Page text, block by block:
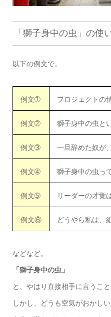
「獅子身中の虫」の使
以下の例文で。
例文➀ プロジェクトの
例文➁ 獅子身中の虫と
例文➂ 一旦辞めた奴が
例文➃ 獅子身中の虫っ
例文➄ リーダーの才覚
例文⑥ どうやら私は、
などなど。
「獅子身中の虫」
と、やはり直接相手に言うこと
しかし、どうも空気がおかし